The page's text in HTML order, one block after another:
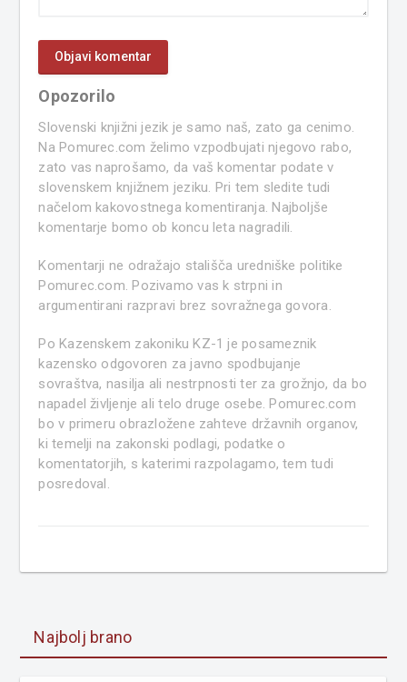
Opozorilo
Slovenski knjižni jezik je samo naš, zato ga cenimo.
Na Pomurec.com želimo vzpodbujati njegovo rabo,
zato vas naprošamo, da vaš komentar podate v
slovenskem knjižnem jeziku. Pri tem sledite tudi
načelom kakovostnega komentiranja. Najboljše
komentarje bomo ob koncu leta nagradili.
Komentarji ne odražajo stališča uredniške politike
Pomurec.com. Pozivamo vas k strpni in
argumentirani razpravi brez sovražnega govora.
Po Kazenskem zakoniku KZ-1 je posameznik
kazensko odgovoren za javno spodbujanje
sovraštva, nasilja ali nestrpnosti ter za grožnjo, da bo
napadel življenje ali telo druge osebe. Pomurec.com
bo v primeru obrazložene zahteve državnih organov,
ki temelji na zakonski podlagi, podatke o
komentatorjih, s katerimi razpolagamo, tem tudi
posredoval.
Najbolj brano